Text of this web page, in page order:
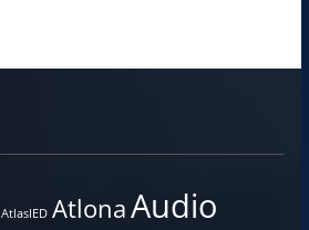
AtlasIED AtlonaAudio